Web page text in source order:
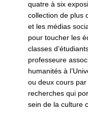
quatre à six
collection de plus
et les médias
pour toucher les
classes
professeure
humanités à
ou deux cours par
recherches qui
sein de la culture